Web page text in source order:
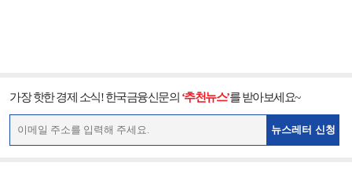
가장 핫한 경제 소식! 한국금융신문의 ‘추천뉴스’를 받아보세요~
뉴스레터 신청